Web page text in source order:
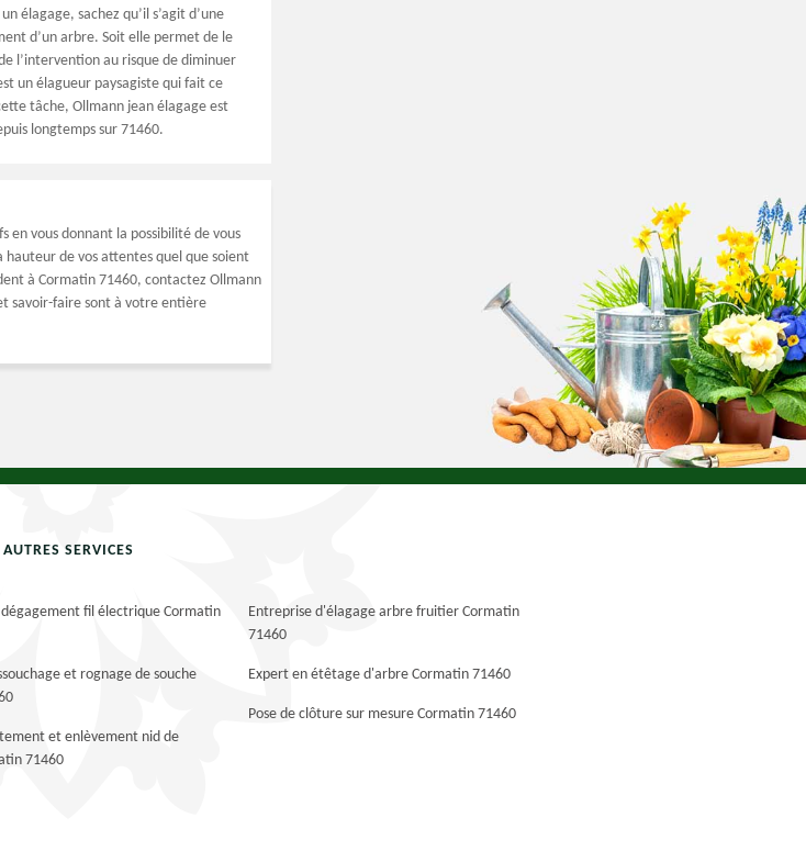
élagage, sachez qu’il s’agit d’une
d’un arbre. Soit elle permet de le
l’intervention au risque de diminuer
un élagueur paysagiste qui fait ce
tâche, Ollmann jean élagage est
longtemps sur 71460.
en vous donnant la possibilité de vous
hauteur de vos attentes quel que soient
à Cormatin 71460, contactez Ollmann
savoir-faire sont à votre entière
AUTRES SERVICES
dégagement fil électrique Cormatin
et rognage de souche
et enlèvement nid de
71460
Entreprise d'élagage arbre fruitier Cormatin
71460
Expert en étêtage d'arbre Cormatin 71460
Pose de clôture sur mesure Cormatin 71460